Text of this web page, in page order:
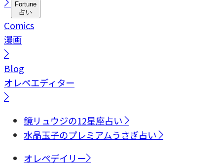
Fortune
占い
Comics
漫画
Blog
オレペエディター
鏡リュウジの12星座占い
水晶玉子のプレミアムうさぎ占い
オレペデイリー